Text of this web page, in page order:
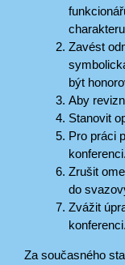
Zavést
být
Aby
Stanovit
Pro práci
konferenci.
Zrušit
do
Zvážit
konferenci.
Za současného